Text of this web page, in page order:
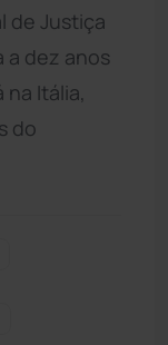
de Justiça
a dez anos
Itália,
do